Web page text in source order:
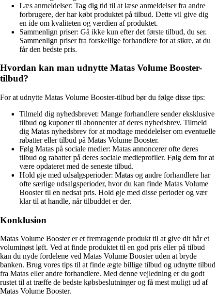
Læs anmeldelser: Tag dig tid til at læse anmeldelser fra andre
forbrugere, der har købt produktet på tilbud. Dette vil give dig
en ide om kvaliteten og værdien af ​​produktet.
Sammenlign priser: Gå ikke kun efter det første tilbud, du ser.
Sammenlign priser fra forskellige forhandlere for at sikre, at du
får den bedste pris.
Hvordan kan man udnytte Matas Volume Booster-
tilbud?
For at udnytte Matas Volume Booster-tilbud bør du følge disse tips:
Tilmeld dig nyhedsbrevet: Mange forhandlere sender eksklusive
tilbud og kuponer til abonnenter af deres nyhedsbrev. Tilmeld
dig Matas nyhedsbrev for at modtage meddelelser om eventuelle
rabatter eller tilbud på Matas Volume Booster.
Følg Matas på sociale medier: Matas annoncerer ofte deres
tilbud og rabatter på deres sociale medieprofiler. Følg dem for at
være opdateret med de seneste tilbud.
Hold øje med udsalgsperioder: Matas og andre forhandlere har
ofte særlige udsalgsperioder, hvor du kan finde Matas Volume
Booster til en nedsat pris. Hold øje med disse perioder og vær
klar til at handle, når tilbuddet er der.
Konklusion
Matas Volume Booster er et fremragende produkt til at give dit hår et
voluminøst løft. Ved at finde produktet til en god pris eller på tilbud
kan du nyde fordelene ved Matas Volume Booster uden at bryde
banken. Brug vores tips til at finde ægte billige tilbud og udnytte tilbud
fra Matas eller andre forhandlere. Med denne vejledning er du godt
rustet til at træffe de bedste købsbeslutninger og få mest muligt ud af
Matas Volume Booster.